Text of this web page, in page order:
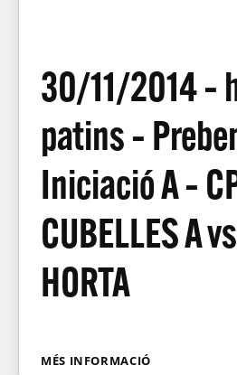
30/11/2014 –
patins –
Iniciació A –
CUBELLES A
HORTA
MÉS INFORMACIÓ